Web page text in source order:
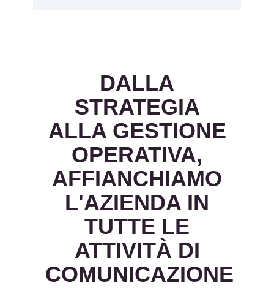
DALLA
STRATEGIA
ALLA GESTIONE
OPERATIVA,
AFFIANCHIAMO
L'AZIENDA IN
TUTTE LE
ATTIVITÀ DI
COMUNICAZIONE